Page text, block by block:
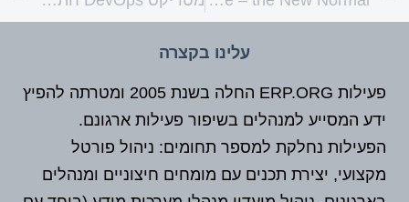
עלינו בקצרה
פעילות ERP.ORG החלה בשנת 2005 ומטרתה להפיץ
ידע המסייע למנהלים בשיפור פעילות ארגונם.
הפעילות נחלקת למספר תחומים: ניהול פורטל
מקצועי, יצירת תכנים עם מומחים חיצוניים ומנהלים